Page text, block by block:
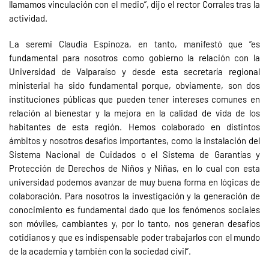
llamamos vinculación con el medio”, dijo el rector Corrales tras la
actividad.
La seremi Claudia Espinoza, en tanto, manifestó que “es
fundamental para nosotros como gobierno la relación con la
Universidad de Valparaíso y desde esta secretaría regional
ministerial ha sido fundamental porque, obviamente, son dos
instituciones públicas que pueden tener intereses comunes en
relación al bienestar y la mejora en la calidad de vida de los
habitantes de esta región. Hemos colaborado en distintos
ámbitos y nosotros desafíos importantes, como la instalación del
Sistema Nacional de Cuidados o el Sistema de Garantías y
Protección de Derechos de Niños y Niñas, en lo cual con esta
universidad podemos avanzar de muy buena forma en lógicas de
colaboración. Para nosotros la investigación y la generación de
conocimiento es fundamental dado que los fenómenos sociales
son móviles, cambiantes y, por lo tanto, nos generan desafíos
cotidianos y que es indispensable poder trabajarlos con el mundo
de la academia y también con la sociedad civil”.